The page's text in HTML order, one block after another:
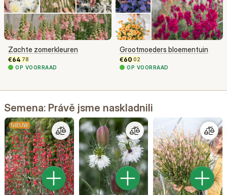
Zachte zomerkleuren
€64 78
OP VOORRAAD
Grootmoeders bloementuin
€60 02
OP VOORRAAD
Semena: Právě jsme naskladnili
NIEUW